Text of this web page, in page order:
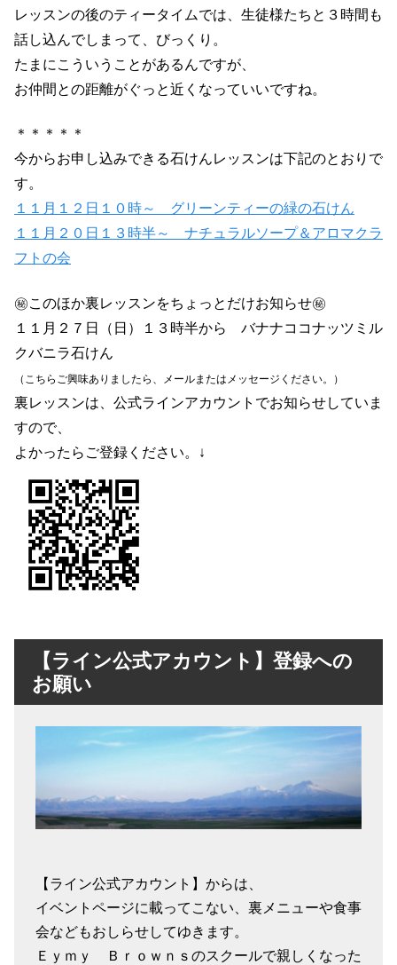
レッスンの後のティータイムでは、生徒様たちと３時間も
話し込んでしまって、びっくり。
たまにこういうことがあるんですが、
お仲間との距離がぐっと近くなっていいですね。
＊＊＊＊＊
今からお申し込みできる石けんレッスンは下記のとおりで
す。
１１月１２日１０時～ グリーンティーの緑の石けん
１１月２０日１３時半～ ナチュラルソープ＆アロマクラ
フトの会
㊙このほか裏レッスンをちょっとだけお知らせ㊙
１１月２７日（日）１３時半から バナナココナッツミル
クバニラ石けん
（こちらご興味ありましたら、メールまたはメッセージください。）
裏レッスンは、公式ラインアカウントでお知らせしていま
すので、
よかったらご登録ください。↓
【ライン公式アカウント】登録への
お願い
【ライン公式アカウント】からは、
イベントページに載ってこない、裏メニューや食事
会などもおしらせしてゆきます。
Ｅｙｍｙ Ｂｒｏｗｎｓのスクールで親しくなった